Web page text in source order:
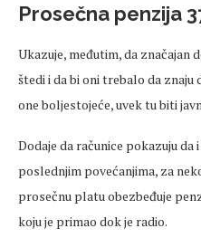
Prosečna penzija
Ukazuje, međutim, da značajan
štedi i da bi oni trebalo da znaju
one boljestojeće, uvek tu biti
Dodaje da računice pokazuju
poslednjim povećanjima, za
prosečnu platu obezbeđuje
koju je primao dok je radio.